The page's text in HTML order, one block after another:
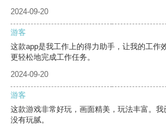
2024-09-20
游客
这款app是我工作上的得力助手，让我的工作
更轻松地完成工作任务。
2024-09-20
游客
这款游戏非常好玩，画面精美，玩法丰富。
没有玩腻。